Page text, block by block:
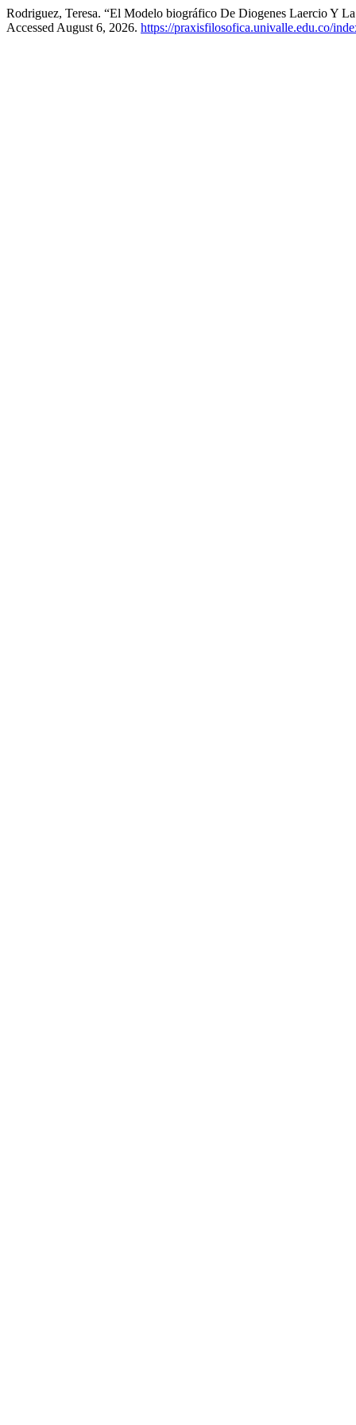
Rodriguez, Teresa. “El Modelo biográfico De Diogenes Laercio Y
Accessed August 6, 2026. https://praxisfilosofica.univalle.edu.co/